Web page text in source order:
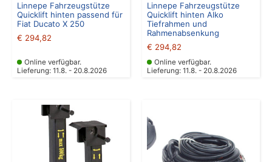
Linnepe Fahrzeugstütze
Quicklift hinten passend für
Fiat Ducato X 250
€ 294,82
Online verfügbar.
Lieferung: 11.8. - 20.8.2026
Linnepe Fahrzeugstütze
Quicklift hinten Alko
Tiefrahmen und
Rahmenabsenkung
€ 294,82
Online verfügbar.
Lieferung: 11.8. - 20.8.2026